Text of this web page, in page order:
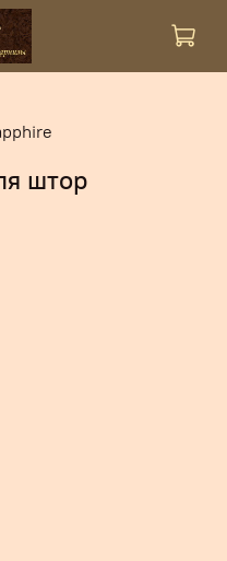
штор